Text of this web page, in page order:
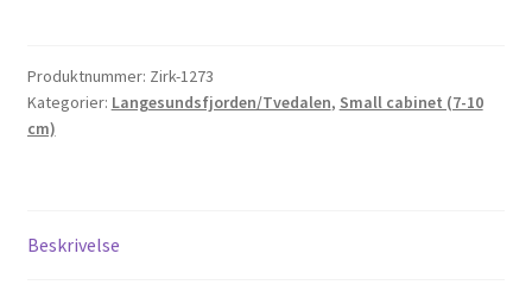
Produktnummer: Zirk-1273
Kategorier: Langesundsfjorden/Tvedalen, Small cabinet (7-10
cm)
Beskrivelse